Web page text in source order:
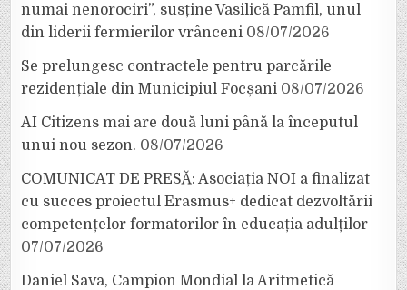
numai nenorociri”, susține Vasilică Pamfil, unul
din liderii fermierilor vrânceni 08/07/2026
Se prelungesc contractele pentru parcările
rezidențiale din Municipiul Focșani 08/07/2026
AI Citizens mai are două luni până la începutul
unui nou sezon. 08/07/2026
COMUNICAT DE PRESĂ: Asociația NOI a finalizat
cu succes proiectul Erasmus+ dedicat dezvoltării
competențelor formatorilor în educația adulților
07/07/2026
Daniel Sava, Campion Mondial la Aritmetică